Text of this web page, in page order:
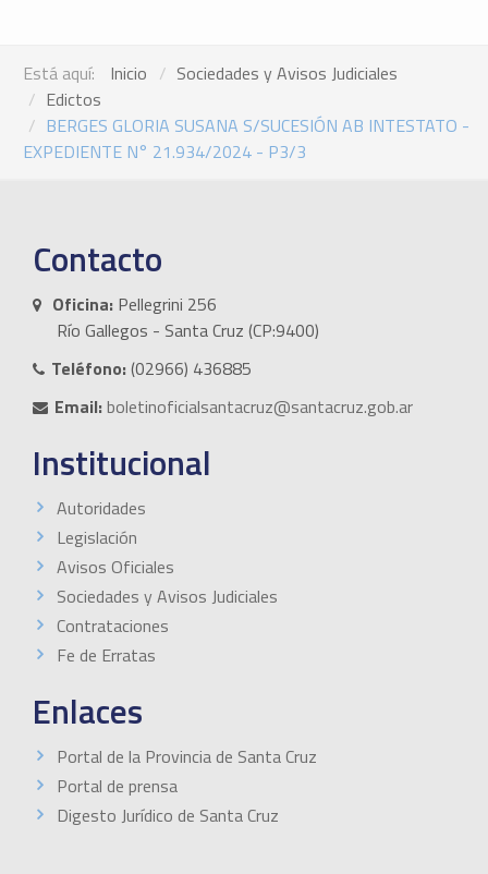
Está aquí: Inicio
Sociedades y Avisos Judiciales
Edictos
BERGES GLORIA SUSANA S/SUCESIÓN AB INTESTATO -
EXPEDIENTE N° 21.934/2024 - P3/3
Contacto
Oficina: Pellegrini 256
Río Gallegos - Santa Cruz (CP:9400)
Teléfono:(02966) 436885
Email:boletinoficialsantacruz@santacruz.gob.ar
Institucional
Autoridades
Legislación
Avisos Oficiales
Sociedades y Avisos Judiciales
Contrataciones
Fe de Erratas
Enlaces
Portal de la Provincia de Santa Cruz
Portal de prensa
Digesto Jurídico de Santa Cruz